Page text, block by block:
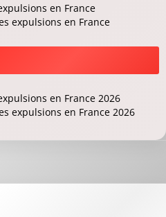
en France
expulsions en France
en France 2026
expulsions en France 2026